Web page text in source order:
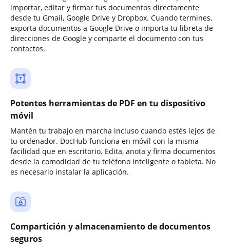
importar, editar y firmar tus documentos directamente
desde tu Gmail, Google Drive y Dropbox. Cuando termines,
exporta documentos a Google Drive o importa tu libreta de
direcciones de Google y comparte el documento con tus
contactos.
Potentes herramientas de PDF en tu dispositivo
móvil
Mantén tu trabajo en marcha incluso cuando estés lejos de
tu ordenador. DocHub funciona en móvil con la misma
facilidad que en escritorio. Edita, anota y firma documentos
desde la comodidad de tu teléfono inteligente o tableta. No
es necesario instalar la aplicación.
Compartición y almacenamiento de documentos
seguros